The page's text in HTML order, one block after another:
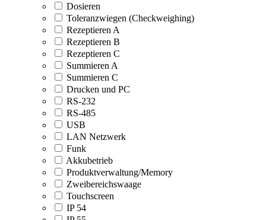
Dosieren
Toleranzwiegen (Checkweighing)
Rezeptieren A
Rezeptieren B
Rezeptieren C
Summieren A
Summieren C
Drucken und PC
RS-232
RS-485
USB
LAN Netzwerk
Funk
Akkubetrieb
Produktverwaltung/Memory
Zweibereichswaage
Touchscreen
IP 54